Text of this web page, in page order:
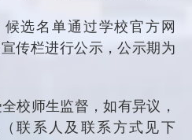
候选名单通过学校官方网
传栏进行公示，公示期为
校师生监督，如有异议，
联系人及联系方式见下